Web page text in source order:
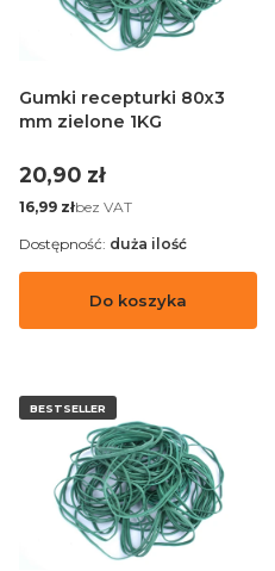
Gumki recepturki 80x3
mm zielone 1KG
Cena
20,90 zł
Cena
16,99 złbez VAT
Do koszyka
Dostępność: duża ilość
BESTSELLER